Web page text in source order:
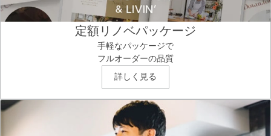
定額リノベパッケージ
手軽なパッケージで
フルオーダーの品質
詳しく見る